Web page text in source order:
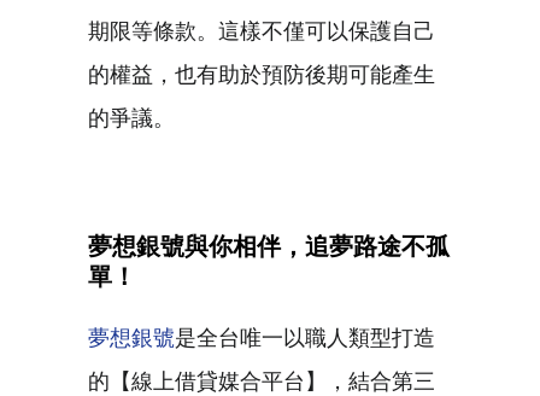
期限等條款。這樣不僅可以保護自己
的權益，也有助於預防後期可能產生
的爭議。
夢想銀號與你相伴，追夢路途不孤
單！
夢想銀號是全台唯一以職人類型打造
的【線上借貸媒合平台】，結合第三